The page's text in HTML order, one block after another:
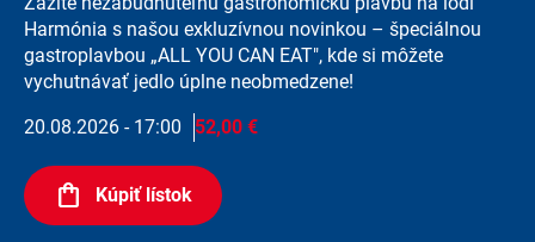
Harmónia s našou exkluzívnou novinkou – špeciálnou
gastroplavbou „ALL YOU CAN EAT", kde si môžete
vychutnávať jedlo úplne neobmedzene!
20.08.2026 - 17:00
52,00 €
Kúpiť lístok